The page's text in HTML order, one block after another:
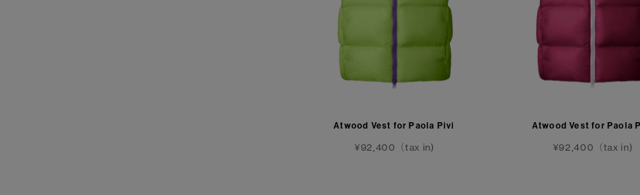
Atwood Vest for Paola Pivi
¥92,400（tax in)
Atwood Vest for Paola
¥92,400（tax in)